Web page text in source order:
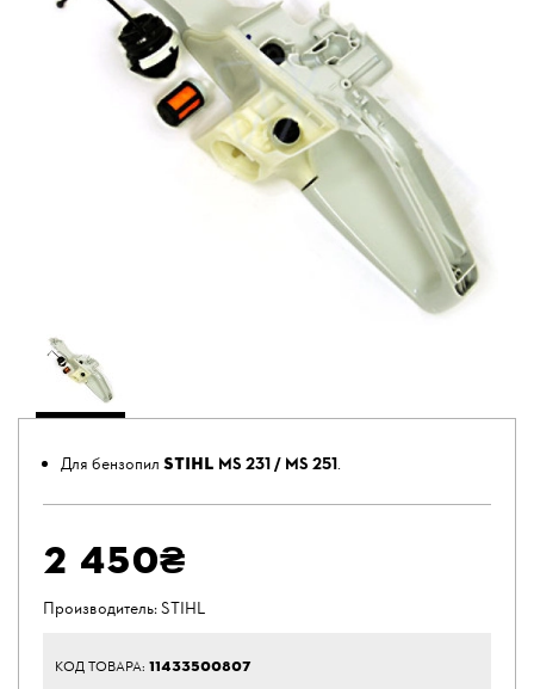
Для бензопил STIHL MS 231 / MS 251.
2 450₴
Производитель:STIHL
КОД ТОВАРА: 11433500807